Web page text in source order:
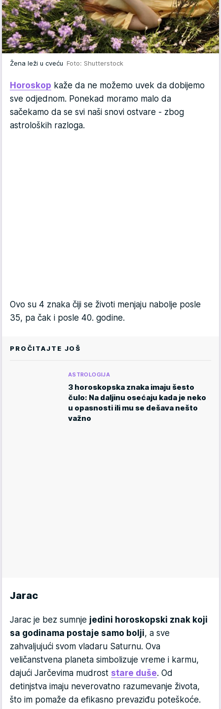
Žena leži u cveću Foto: Shutterstock
Horoskop kaže da ne možemo uvek da dobijemo
sve odjednom. Ponekad moramo malo da
sačekamo da se svi naši snovi ostvare - zbog
astroloških razloga.
Ovo su 4 znaka čiji se životi menjaju nabolje posle
35, pa čak i posle 40. godine.
PROČITAJTE JOŠ
ASTROLOGIJA
3 horoskopska znaka imaju šesto
čulo: Na daljinu osećaju kada je neko
u opasnosti ili mu se dešava nešto
važno
Jarac
Jarac je bez sumnje jedini horoskopski znak koji
sa godinama postaje samo bolji, a sve
zahvaljujući svom vladaru Saturnu. Ova
veličanstvena planeta simbolizuje vreme i karmu,
dajući Jarčevima mudrost stare duše. Od
detinjstva imaju neverovatno razumevanje života,
što im pomaže da efikasno prevaziđu poteškoće.